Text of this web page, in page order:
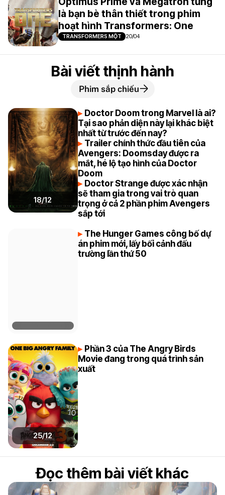
là bạn bè thân thiết trong phim
hoạt hình Transformers: One
TRANSFORMERS MỘT 20/04
Bài viết thịnh hành
Phim sắp chiếu
18/12
Doctor Doom trong Marvel là ai?
Tại sao phản diện này lại khác biệt
nhất từ trước đến nay?
Trailer chính thức đầu tiên của
Avengers: Doomsday được ra
mắt, hé lộ tạo hình của Doctor
Doom
Doctor Strange được xác nhận
sẽ tham gia trong vai trò quan
trọng ở cả 2 phần phim Avengers
sắp tới
The Hunger Games công bố dự
án phim mới, lấy bối cảnh đấu
trường lần thứ 50
25/12
Phần 3 của The Angry Birds
Movie đang trong quá trình sản
xuất
Đọc thêm bài viết khác